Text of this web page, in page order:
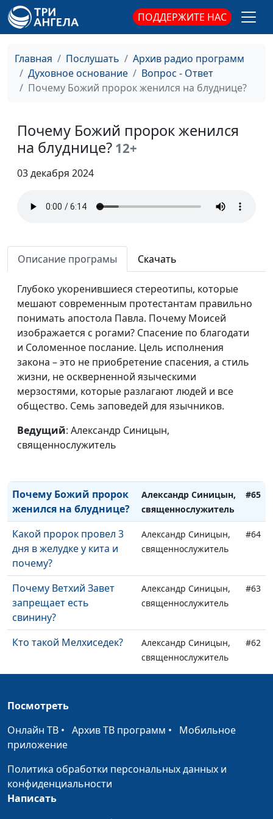
ПОДДЕРЖИТЕ НАС
Главная Послушать
Архив радио программ
Духовное основание
Вопрос - Ответ
Почему Божий пророк женился на блуднице?
Почему Божий пророк женился
на блуднице? 12+
03 декабря 2024
Описание програмы Скачать
Глубоко укоренившиеся стереотипы, которые
мешают современным протестантам правильно
понимать апостола Павла. Почему Моисей
изображается с рогами? Спасение по благодати
и Соломенное послание. Цель исполнения
закона – это не приобретение спасения, а стиль
жизни, не оскверненной языческими
мерзостями, которые разлагают людей и все
общество. Семь заповедей для язычников.
Ведущий: Александр Синицын,
священнослужитель
называют?
Что такое содомский
Александр Синицын,
#74
Преображение Христа.
Что это такое?
Александр Синицын,
священнослужитель
но и воскрес. Что значит
воскресение Христа?
священнослужитель
Что значит не
преклоняйтесь под
неверными?
священнослужитель
"любовь" не от Бога?
священнослужитель
Можно ли христианам
пить спиртные напитки?
Александр Синицын,
священнослужитель
христианин имеет
право на повторный
брак?
Александр Синицын,
Почему после смерти
Христа завеса в храме
разорвалась сама по
Александр Синицын,
Почему Божий пророк
женился на блуднице?
Александр Синицын,
священнослужитель
#65
Какой пророк провел 3
дня в желудке у кита и
почему?
Александр Синицын,
священнослужитель
#64
Почему Ветхий Завет
запрещает есть
свинину?
Александр Синицын,
священнослужитель
#63
Кто такой Мелхиседек?
Александр Синицын,
священнослужитель
#62
описанная в Ветхом
Завете?
священнослужитель
Что такое
трехангельская весть?
Александр Синицын,
Почему святым Божьим
Посмотреть
Онлайн ТВ • Архив ТВ программ • Мобильное
приложение
Политика обработки персональных данных и
конфиденциальности
Написать